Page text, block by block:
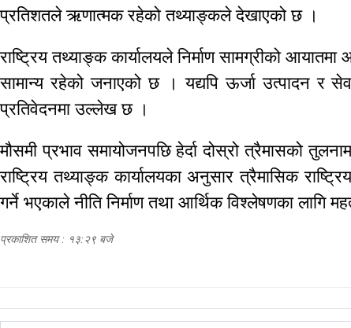
प्रतिशतले ऋणात्मक रहेको तथ्याङ्कले देखाएको छ ।
राष्ट्रिय तथ्याङ्क कार्यालयले निर्माण सामग्रीको
सामान्य रहेको जनाएको छ । यद्यपि ऊर्जा उत्पादन र
प्रतिवेदनमा उल्लेख छ ।
मौसमी प्रभाव समायोजनपछि हेर्दा दोस्रो त्रैमासको
राष्ट्रिय तथ्याङ्क कार्यालयका अनुसार त्रैमासिक
गर्ने भएकाले नीति निर्माण तथा आर्थिक विश्लेषणका लागि
प्रकाशित समय : १३:२९ बजे